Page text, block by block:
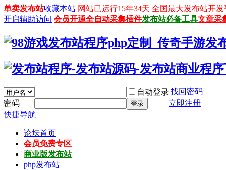
单卖发布站收藏本站 网站已运行15年34天 全国最大发布站开
开启辅助访问 会员开通全自动采集插件发布站必备工具文章采
自动登录 找回密码
密码
登录
立即注册
快捷导航
论坛首页
会员免费专区
商业版发布站
php发布站